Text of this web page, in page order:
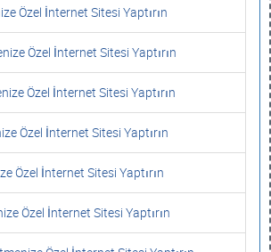
Özel İnternet Sitesi Yaptırın
Özel İnternet Sitesi Yaptırın
Özel İnternet Sitesi Yaptırın
Özel İnternet Sitesi Yaptırın
Özel İnternet Sitesi Yaptırın
Özel İnternet Sitesi Yaptırın